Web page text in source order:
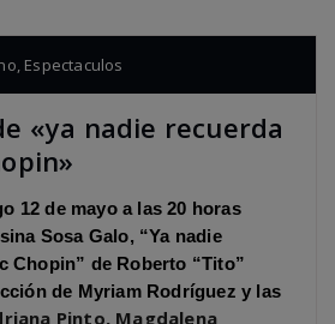
Espectaculos
«ya nadie recuerda
12 de mayo a las 20 horas
Sosa Galo, “Ya nadie
Chopin” de Roberto “Tito”
de Myriam Rodríguez y las
Pinto, Magdalena